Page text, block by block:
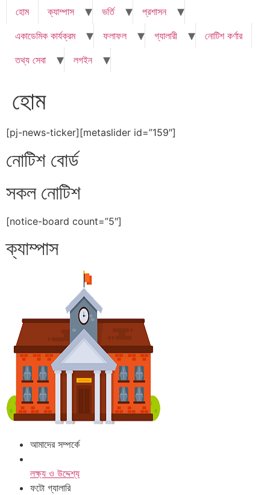
হোম ক্যাম্পাস ভর্তি
প্রশাসন
একাডেমিক কার্যক্রম
ফলাফল গ্যালারী
নোটিশ কর্ণার
তথ্য সেবা
লগইন
হোম
[pj-news-ticker][metaslider id=”159″]
নোটিশ বোর্ড
সকল নোটিশ
[notice-board count=”5″]
ক্যাম্পাস
আমাদের সম্পর্কে
লক্ষ্য ও উদ্দেশ্য
ফটো গ্যালারি